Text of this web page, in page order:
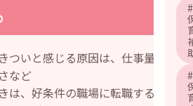
#
#
ついと感じる原因は、仕事量の
など
は、好条件の職場に転職する・